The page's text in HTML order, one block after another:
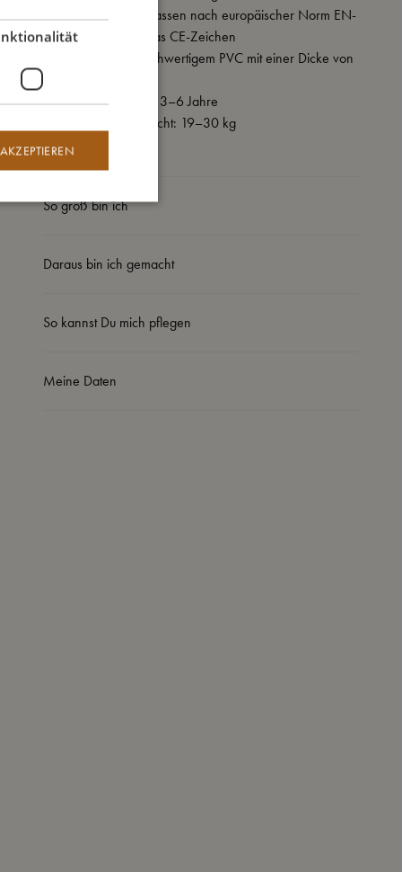
- Getestet und zugelassen nach europäischer Norm EN-
13138-1 und trägt das CE-Zeichen
- Hergestellt aus hochwertigem PVC mit einer Dicke von
- Empfohlenes Alter: 3–6 Jahre
- Empfohlenes Gewicht: 19–30 kg
So groß bin ich
Daraus bin ich gemacht
So kannst Du mich pflegen
Meine Daten